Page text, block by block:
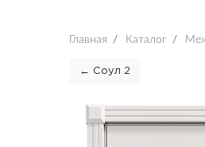
Главная / Каталог /
← Соул 2